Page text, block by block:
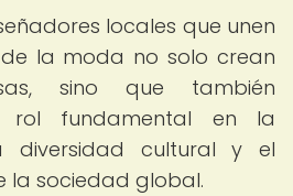
locales que unen
la moda no solo crean
sino que también
rol fundamental en la
diversidad cultural y el
la sociedad global.